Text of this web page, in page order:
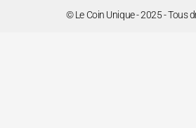
© Le Coin Unique - 2025 - Tous